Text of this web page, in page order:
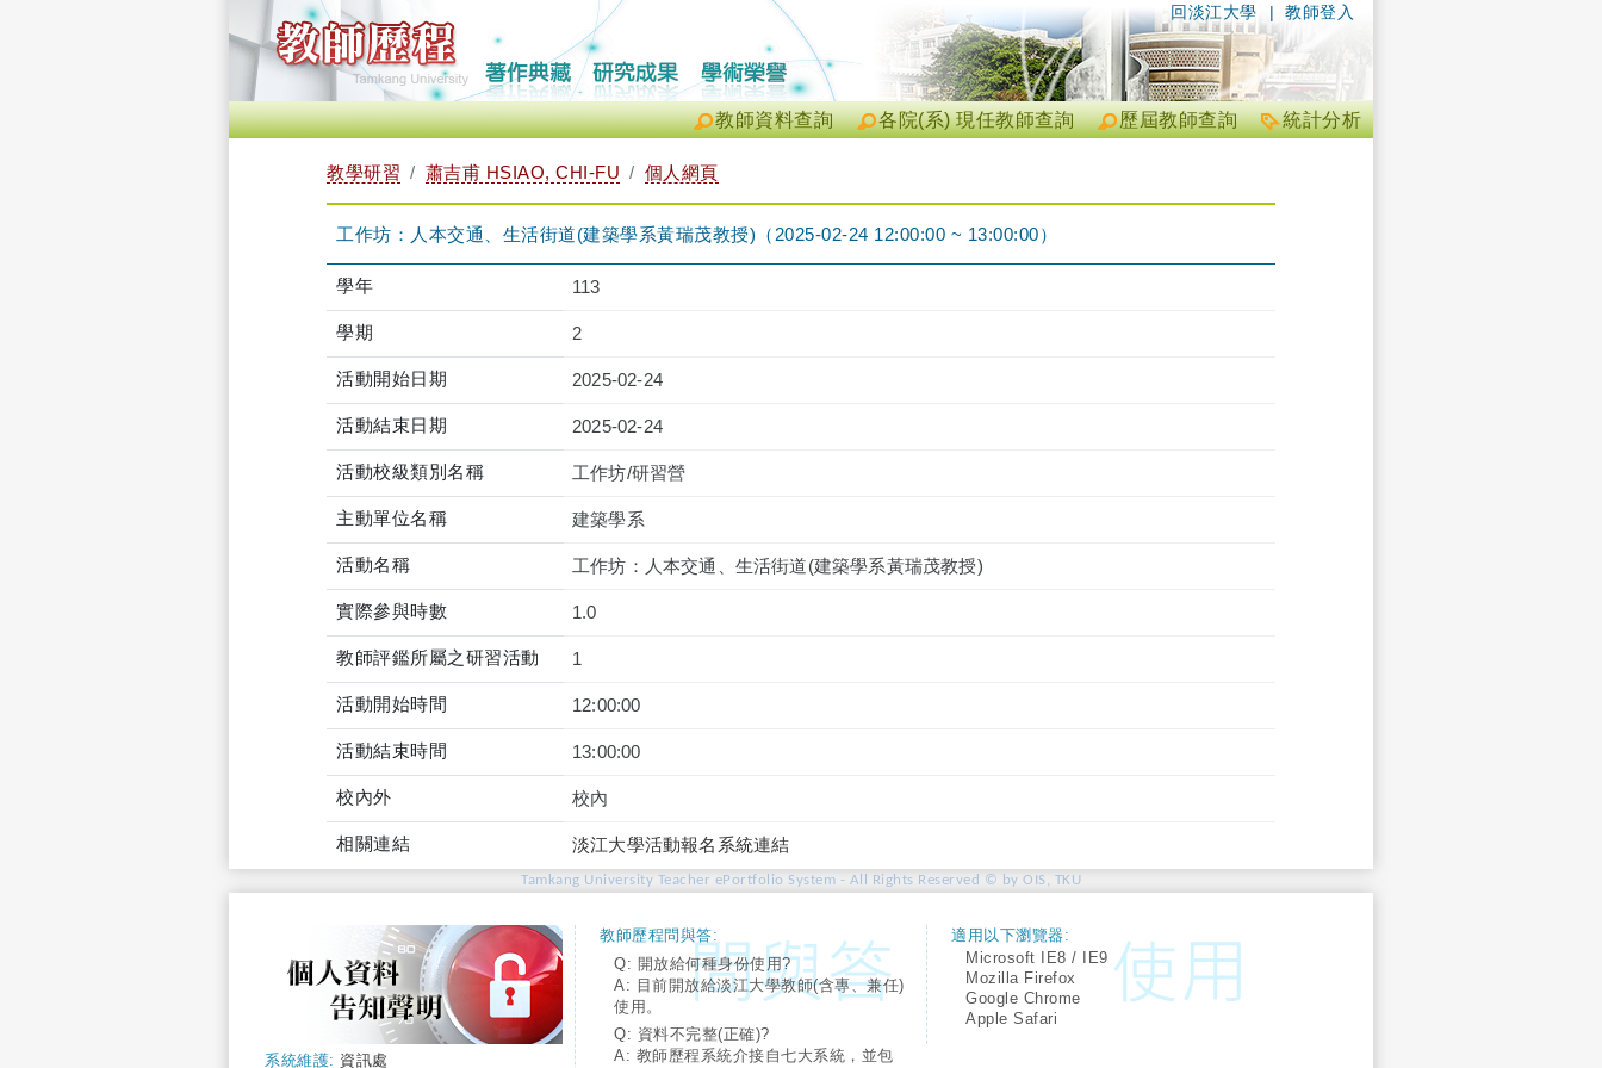
| 教師登入
回淡江大學
統計分析
歷屆教師查詢
各院(系) 現任教師查詢
教師資料查詢
教學研習 蕭吉甫 HSIAO, CHI-FU 個人網頁
工作坊：人本交通、生活街道(建築學系黃瑞茂教授)（2025-02-24 12:00:00 ~ 13:00:00）
學年 113
學期 2
活動開始日期 2025-02-24
活動結束日期 2025-02-24
活動校級類別名稱 工作坊/研習營
主動單位名稱 建築學系
活動名稱 工作坊：人本交通、生活街道(建築學系黃瑞茂教授)
實際參與時數 1.0
教師評鑑所屬之研習活動 1
活動開始時間 12:00:00
活動結束時間 13:00:00
校內外 校內
相關連結 淡江大學活動報名系統連結
Tamkang University Teacher ePortfolio System - All Rights Reserved © by OIS, TKU
系統維護: 資訊處
教師歷程問與答:
Q: 開放給何種身份使用?
A: 目前開放給淡江大學教師(含專、兼任)
使用。
Q: 資料不完整(正確)?
A: 教師歷程系統介接自七大系統，並包
適用以下瀏覽器:
Microsoft IE8 / IE9
Mozilla Firefox
Google Chrome
Apple Safari